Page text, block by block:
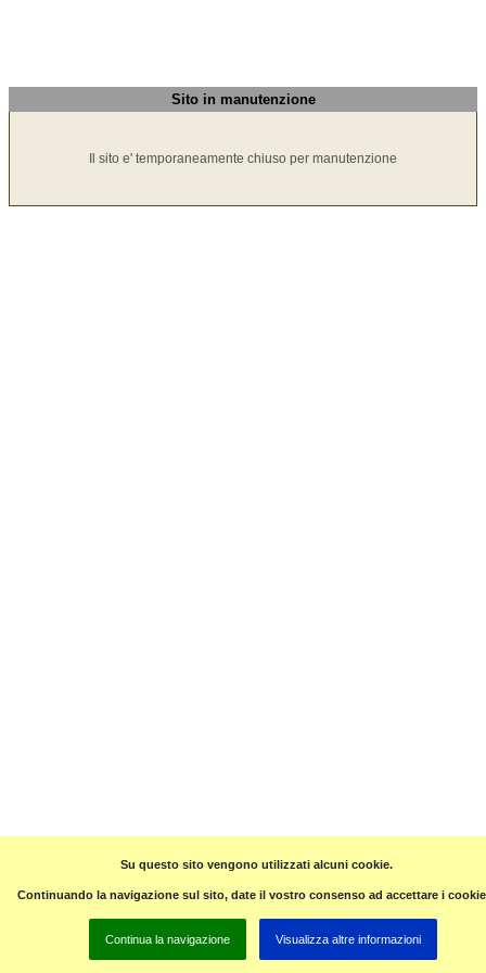
Su questo sito vengono utilizzati alcuni cookie.
Continuando la navigazione sul sito, date il vostro consenso ad accettare i
Continua la navigazione Visualizza altre informazioni
Sito in manutenzione
Il sito e' temporaneamente chiuso per manutenzione